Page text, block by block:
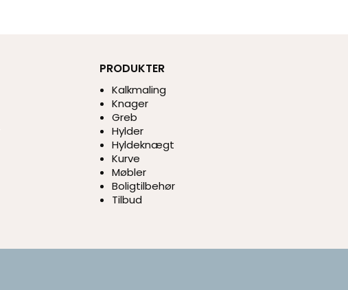
PRODUKTER
Kalkmaling
Knager
Greb
Hylder
Hyldeknægt
Kurve
Møbler
Boligtilbehør
Tilbud